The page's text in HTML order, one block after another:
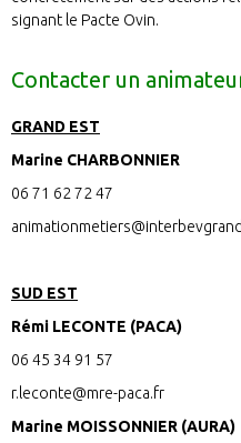
signant le Pacte Ovin.
Contacter un
GRAND EST
Marine CHARBONNIER
06 71 62 72 47
SUD EST
Rémi LECONTE (PACA)
06 45 34 91 57
r.leconte@mre-paca.fr
Marine MOISSONNIER (AURA)